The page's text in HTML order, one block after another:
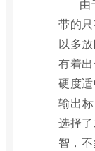
由
带的
以多
有着
硬度
输出
选择
智，不